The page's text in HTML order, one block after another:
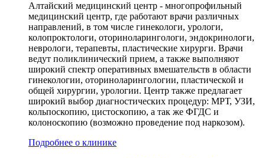
Алтайский медицинский центр - многопрофильный
медицинский центр, где работают врачи различных
направлений, в том числе гинекологи, урологи,
колопроктологи, оториноларингологи, эндокринологи,
неврологи, терапевты, пластические хирурги. Врачи
ведут поликлинический прием, а также выполняют
широкий спектр оперативных вмешательств в области
гинекологии, оториноларингологии, пластической и
общей хирургии, урологии. Центр также предлагает
широкий выбор диагностических процедур: МРТ, УЗИ,
кольпоскопию, цистоскопию, а так же ФГДС и
колоноскопию (возможно проведение под наркозом).
Подробнее о клинике